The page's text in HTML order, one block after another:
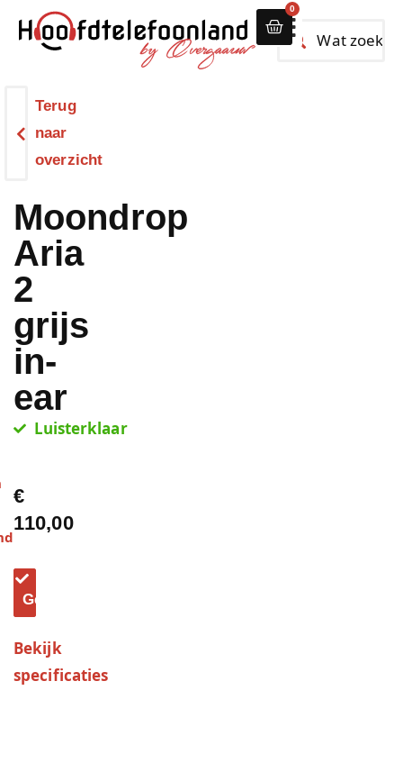
0
Terug
naar
overzicht
Moondrop
Aria
2
grijs
in-
ear
Luisterklaar
€
110,00
Bedraad
Gesloten
Bekijk
specificaties